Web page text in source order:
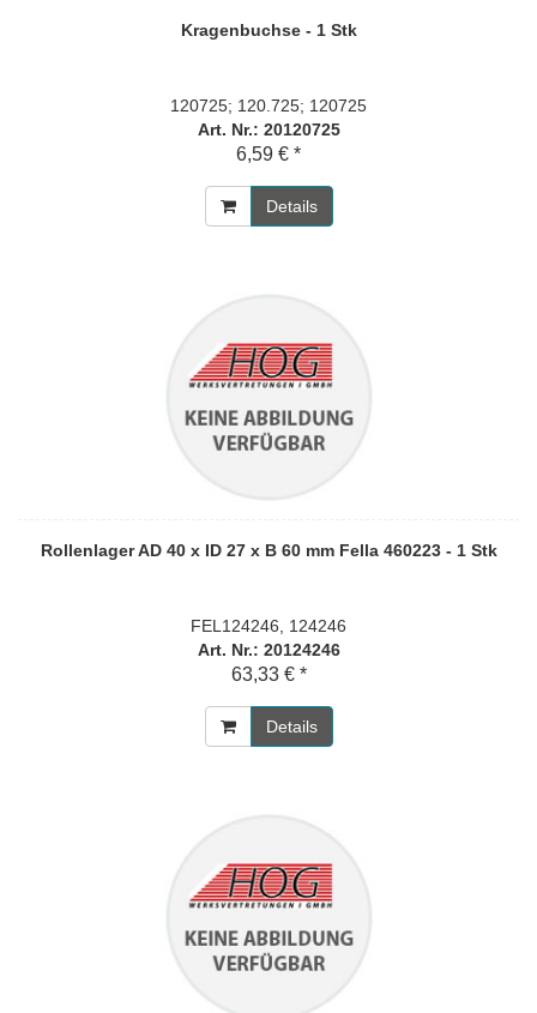
Kragenbuchse - 1 Stk
120725; 120.725; 120725
Art. Nr.: 20120725
6,59 € *
Details
Rollenlager AD 40 x ID 27 x B 60 mm Fella 460223 - 1 Stk
FEL124246, 124246
Art. Nr.: 20124246
63,33 € *
Details